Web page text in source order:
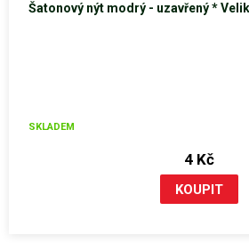
Šatonový nýt modrý - uzavřený *
SKLADEM
4 Kč